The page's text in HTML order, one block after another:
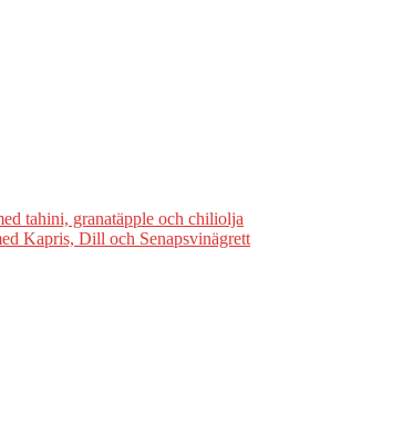
tahini, granatäpple och chiliolja
Kapris, Dill och Senapsvinägrett